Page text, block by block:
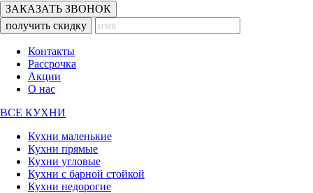
ЗАКАЗАТЬ ЗВОНОК
получить скидку
Контакты
Рассрочка
Акции
О нас
ВСЕ КУХНИ
Кухни маленькие
Кухни прямые
Кухни угловые
Кухни с барной стойкой
Кухни недорогие